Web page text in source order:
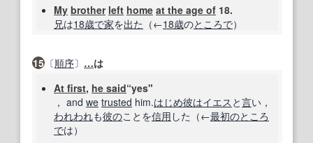
My brother left home at the age of 18.
兄は18歳で家を出た （←18歳のところで）
15 〔順序〕 …は
At first, he said“yes"
， and we trusted him.はじめ彼はイエス と言い，
われわれも彼のことを信用 した（←最初のところ
では）